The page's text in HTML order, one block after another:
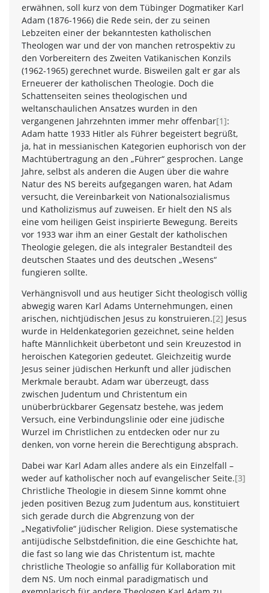
erwähnen, soll kurz von dem Tübinger Dogmatiker Karl
Adam (1876-1966) die Rede sein, der zu seinen
Lebzeiten einer der bekanntesten katholischen
Theologen war und der von manchen retrospektiv zu
den Vorbereitern des Zweiten Vatikanischen Konzils
(1962-1965) gerechnet wurde. Bisweilen galt er gar als
Erneuerer der katholischen Theologie. Doch die
Schattenseiten seines theologischen und
weltanschaulichen Ansatzes wurden in den
vergangenen Jahrzehnten immer mehr offenbar[1]:
Adam hatte 1933 Hitler als Führer begeistert begrüßt,
ja, hat in messianischen Kategorien euphorisch von der
Machtübertragung an den „Führer“ gesprochen. Lange
Jahre, selbst als anderen die Augen über die wahre
Natur des NS bereits aufgegangen waren, hat Adam
versucht, die Vereinbarkeit von Nationalsozialismus
und Katholizismus auf zuweisen. Er hielt den NS als
eine vom heiligen Geist inspirierte Bewegung. Bereits
vor 1933 war ihm an einer Gestalt der katholischen
Theologie gelegen, die als integraler Bestandteil des
deutschen Staates und des deutschen „Wesens“
fungieren sollte.
Verhängnisvoll und aus heutiger Sicht theologisch völlig
abwegig waren Karl Adams Unternehmungen, einen
arischen, nichtjüdischen Jesus zu konstruieren.[2] Jesus
wurde in Heldenkategorien gezeichnet, seine helden
hafte Männlichkeit überbetont und sein Kreuzestod in
heroischen Kategorien gedeutet. Gleichzeitig wurde
Jesus seiner jüdischen Herkunft und aller jüdischen
Merkmale beraubt. Adam war überzeugt, dass
zwischen Judentum und Christentum ein
unüberbrückbarer Gegensatz bestehe, was jedem
Versuch, eine Verbindungslinie oder eine jüdische
Wurzel im Christlichen zu entdecken oder nur zu
denken, von vorne herein die Berechtigung absprach.
Dabei war Karl Adam alles andere als ein Einzelfall –
weder auf katholischer noch auf evangelischer Seite.[3]
Christliche Theologie in diesem Sinne kommt ohne
jeden positiven Bezug zum Judentum aus, konstituiert
sich gerade durch die Abgrenzung von der
„Negativfolie“ jüdischer Religion. Diese systematische
antijüdische Selbstdefinition, die eine Geschichte hat,
die fast so lang wie das Christentum ist, machte
christliche Theologie so anfällig für Kollaboration mit
dem NS. Um noch einmal paradigmatisch und